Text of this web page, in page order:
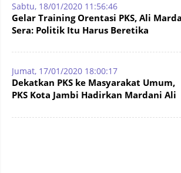
Sabtu, 18/01/2020 11:56:46
Gelar Training Orentasi PKS, Ali
Sera: Politik Itu Harus Beretika
Jumat, 17/01/2020 18:00:17
Dekatkan PKS ke Masyarakat Umum,
PKS Kota Jambi Hadirkan Mardani Ali